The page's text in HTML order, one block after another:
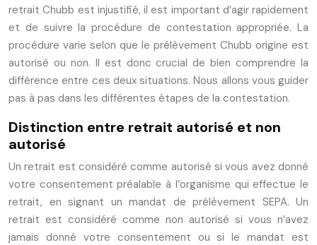
retrait Chubb est injustifié, il est important d’agir rapidement
et de suivre la procédure de contestation appropriée. La
procédure varie selon que le prélèvement Chubb origine est
autorisé ou non. Il est donc crucial de bien comprendre la
différence entre ces deux situations. Nous allons vous guider
pas à pas dans les différentes étapes de la contestation.
Distinction entre retrait autorisé et non
autorisé
Un retrait est considéré comme autorisé si vous avez donné
votre consentement préalable à l’organisme qui effectue le
retrait, en signant un mandat de prélèvement SEPA. Un
retrait est considéré comme non autorisé si vous n’avez
jamais donné votre consentement ou si le mandat est